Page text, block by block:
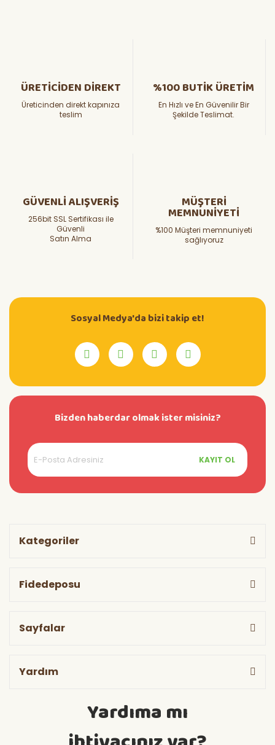
ÜRETİCİDEN DİREKT
Üreticinden direkt kapınıza
teslim
%100 BUTİK ÜRETİM
En Hızlı ve En Güvenilir Bir
Şekilde Teslimat.
GÜVENLİ ALIŞVERİŞ
256bit SSL Sertifikası ile
Güvenli
Satın Alma
MÜŞTERİ
MEMNUNİYETİ
%100 Müşteri memnuniyeti
sağlıyoruz
Sosyal Medya'da bizi takip et!
Bizden haberdar olmak ister misiniz?
KAYIT OL
Kategoriler
Fidedeposu
Sayfalar
Yardım
Yardıma mı